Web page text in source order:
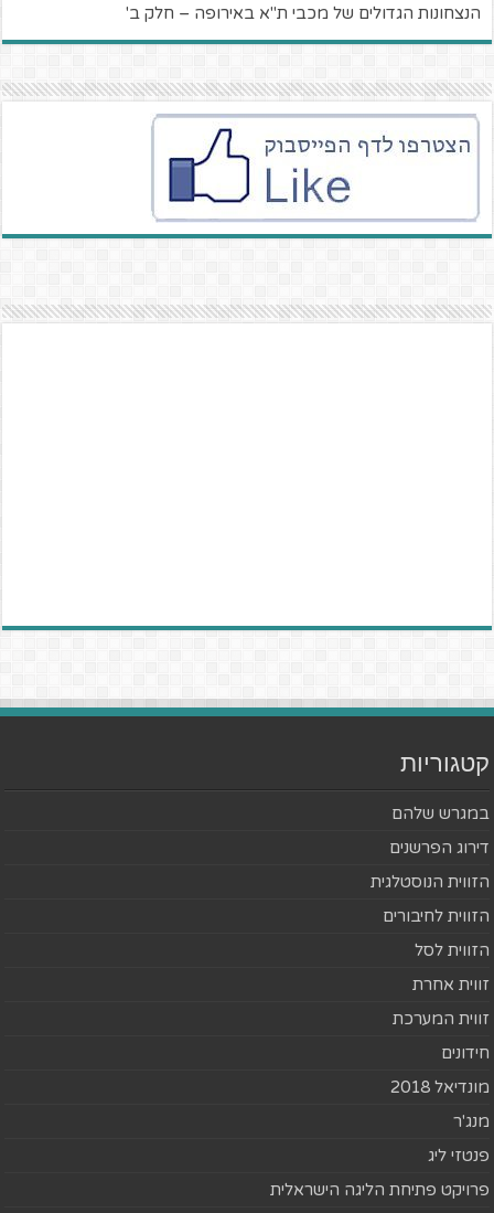
הנצחונות הגדולים של מכבי ת"א באירופה – חלק ב'
קטגוריות
במגרש שלהם
דירוג הפרשנים
הזווית הנוסטלגית
הזווית לחיבורים
הזווית לסל
זווית אחרת
זווית המערכת
חידונים
מונדיאל 2018
מנג'ר
פנטזי ליג
פרויקט פתיחת הליגה הישראלית